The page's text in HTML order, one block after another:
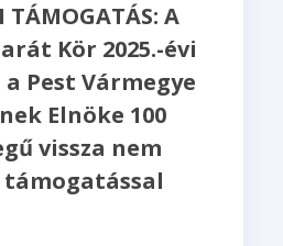
TÁMOGATÁS: A
Kör 2025.-évi
Pest Vármegye
Elnöke 100
vissza nem